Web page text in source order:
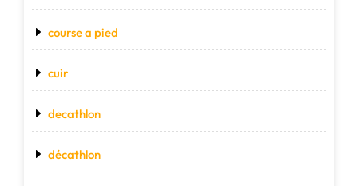
course a pied
cuir
decathlon
décathlon